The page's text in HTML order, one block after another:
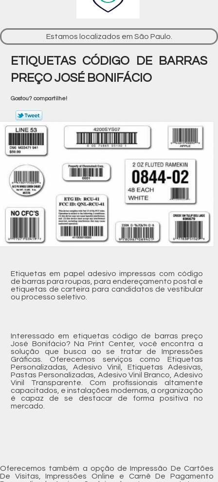
Estamos localizados em São Paulo.
ETIQUETAS CÓDIGO DE BARRAS
PREÇO JOSÉ BONIFÁCIO
Gostou? compartilhe!
Etiquetas em papel adesivo impressas com código
de barras para roupas, para endereçamento postal e
etiquetas de carteira para candidatos de vestibular
ou processo seletivo.
Interessado em etiquetas código de barras preço
José Bonifácio? Na Print Center, você encontra a
solução que busca ao se tratar de Impressões
Gráficas. Oferecemos serviços como Etiquetas
Personalizadas, Adesivo Vinil, Etiquetas Adesivas,
Pastas Personalizadas, Adesivo Vinil Branco, Adesivo
Vinil Transparente. Com profissionais altamente
capacitados, e instalações modernas, a organização
é capaz de se destacar de forma positiva no
mercado.
Oferecemos também a opção de Impressão De Cartões
De Visitas, Impressões Online e Carnê De Pagamento